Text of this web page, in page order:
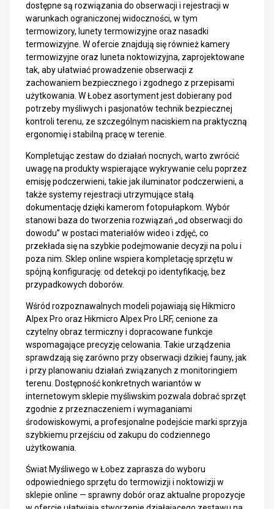
dostępne są rozwiązania do obserwacji i rejestracji w
warunkach ograniczonej widoczności, w tym
termowizory, lunety termowizyjne oraz nasadki
termowizyjne. W ofercie znajdują się również kamery
termowizyjne oraz luneta noktowizyjna, zaprojektowane
tak, aby ułatwiać prowadzenie obserwacji z
zachowaniem bezpiecznego i zgodnego z przepisami
użytkowania. W Łobez asortyment jest dobierany pod
potrzeby myśliwych i pasjonatów technik bezpiecznej
kontroli terenu, ze szczególnym naciskiem na praktyczną
ergonomię i stabilną pracę w terenie.
Kompletując zestaw do działań nocnych, warto zwrócić
uwagę na produkty wspierające wykrywanie celu poprzez
emisję podczerwieni, takie jak iluminator podczerwieni, a
także systemy rejestracji utrzymujące stałą
dokumentację dzięki kamerom fotopułapkom. Wybór
stanowi baza do tworzenia rozwiązań „od obserwacji do
dowodu” w postaci materiałów wideo i zdjęć, co
przekłada się na szybkie podejmowanie decyzji na polu i
poza nim. Sklep online wspiera kompletację sprzętu w
spójną konfigurację: od detekcji po identyfikację, bez
przypadkowych doborów.
Wśród rozpoznawalnych modeli pojawiają się Hikmicro
Alpex Pro oraz Hikmicro Alpex Pro LRF, cenione za
czytelny obraz termiczny i dopracowane funkcje
wspomagające precyzję celowania. Takie urządzenia
sprawdzają się zarówno przy obserwacji dzikiej fauny, jak
i przy planowaniu działań związanych z monitoringiem
terenu. Dostępność konkretnych wariantów w
internetowym sklepie myśliwskim pozwala dobrać sprzęt
zgodnie z przeznaczeniem i wymaganiami
środowiskowymi, a profesjonalne podejście marki sprzyja
szybkiemu przejściu od zakupu do codziennego
użytkowania.
Świat Myśliwego w Łobez zaprasza do wyboru
odpowiedniego sprzętu do termowizji i noktowizji w
sklepie online — sprawny dobór oraz aktualne propozycje